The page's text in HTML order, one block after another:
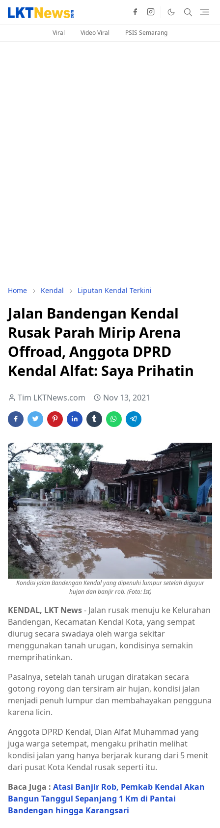
Viral Video Viral PSIS Semarang
Home Kendal Liputan Kendal Terkini
Jalan Bandengan Kendal
Rusak Parah Mirip Arena
Offroad, Anggota DPRD
Kendal Alfat: Saya Prihatin
Tim LKTNews.com Nov 13, 2021
Kondisi jalan Bandengan Kendal yang dipenuhi lumpur setelah diguyur
hujan dan banjir rob. (Foto: Ist)
KENDAL, LKT News- Jalan rusak menuju ke Kelurahan
Bandengan, Kecamatan Kendal Kota, yang sempat
diurug secara swadaya oleh warga sekitar
menggunakan tanah urugan, kondisinya semakin
memprihatinkan.
Pasalnya, setelah tanah urugan diratakan secara
gotong royong dan tersiram air hujan, kondisi jalan
menjadi penuh lumpur dan membahayakan pengguna
karena licin.
Anggota DPRD Kendal, Dian Alfat Muhammad yang
juga warga setempat, mengaku prihatin melihat
kondisi jalan yang hanya berjarak kurang dari 5 menit
dari pusat Kota Kendal rusak seperti itu.
Baca Juga : Atasi Banjir Rob, Pemkab Kendal Akan
Bangun Tanggul Sepanjang 1 Km di Pantai
Bandengan hingga Karangsari